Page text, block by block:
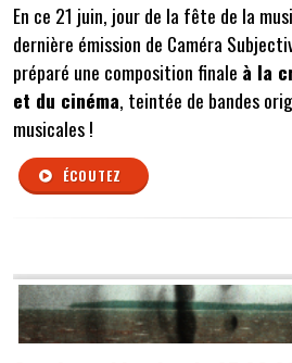
En ce 21 juin, jour de la fête de la
dernière émission de Caméra
préparé une composition finale à la
et du cinéma, teintée de bandes
musicales !
ÉCOUTEZ